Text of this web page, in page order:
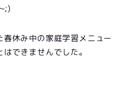
休み中の家庭学習メニュー
できませんでした。